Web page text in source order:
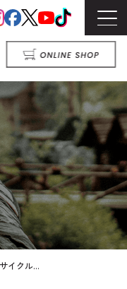
イクル...